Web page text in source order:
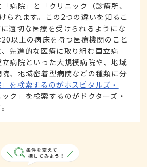
病院」と「クリニック（診療所、
られます。この2つの違いを知るこ
適切な医療を受けられるようにな
以上の病床を持つ医療機関のこと
先進的な医療に取り組む国立病
病院といった大規模病院や、地域
、地域密着型病院などの種類に分
」を検索するのがホスピタルズ・
ク」を検索するのがドクターズ・